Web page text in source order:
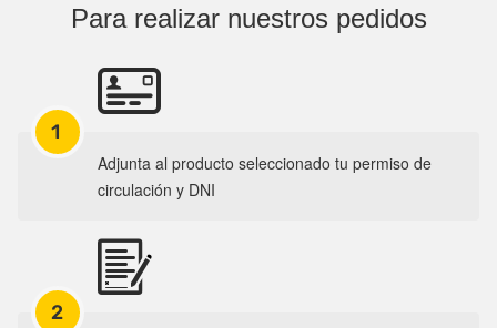
Para realizar nuestros pedidos
1
Adjunta al producto seleccionado tu permiso de
circulación y DNI
2